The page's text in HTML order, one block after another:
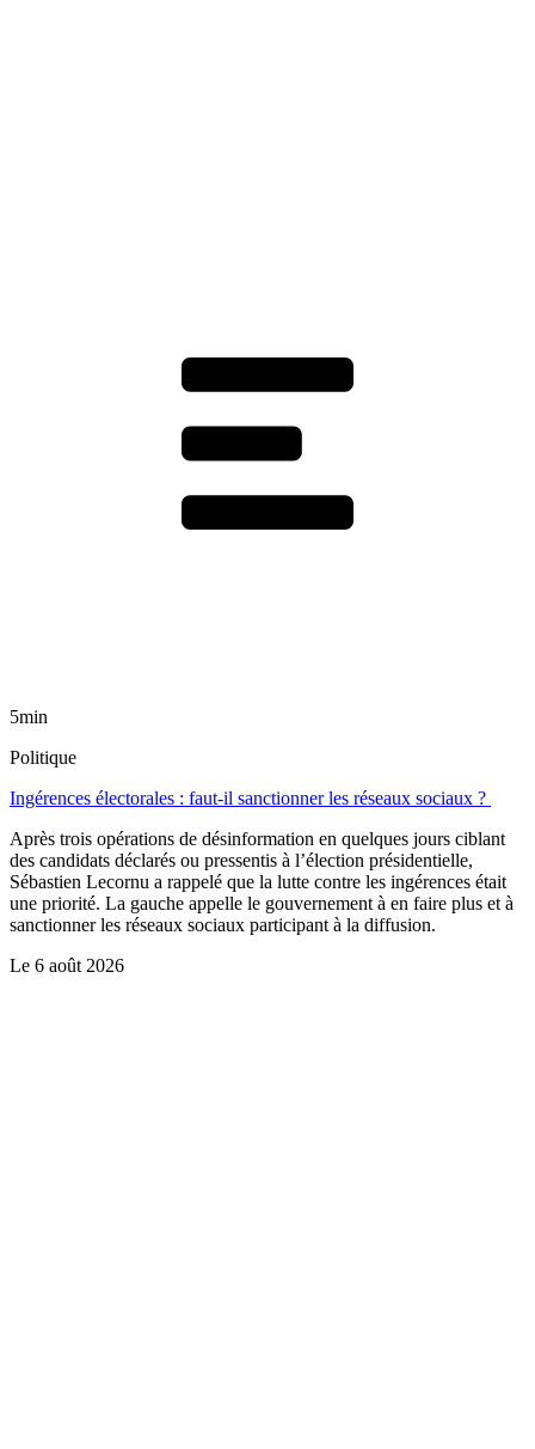
5min
Politique
Ingérences électorales : faut-il sanctionner les réseaux sociaux ?
Après trois opérations de désinformation en quelques jours ciblant
des candidats déclarés ou pressentis à l’élection présidentielle,
Sébastien Lecornu a rappelé que la lutte contre les ingérences était
une priorité. La gauche appelle le gouvernement à en faire plus et à
sanctionner les réseaux sociaux participant à la diffusion.
Le 6 août 2026